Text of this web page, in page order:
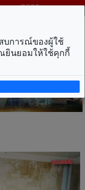
.ศ. 2569
บการณ์ของผู้ใช้
ยินยอมให้ใช้คุกกี้